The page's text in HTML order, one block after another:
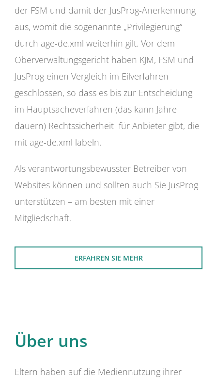
der FSM und damit der JusProg-Anerkennung
aus, womit die sogenannte „Privilegierung“
durch age-de.xml weiterhin gilt. Vor dem
Oberverwaltungsgericht haben KJM, FSM und
JusProg einen Vergleich im Eilverfahren
geschlossen, so dass es bis zur Entscheidung
im Hauptsacheverfahren (das kann Jahre
dauern) Rechtssicherheit für Anbieter gibt, die
mit age-de.xml labeln.
Als verantwortungsbewusster Betreiber von
Websites können und sollten auch Sie JusProg
unterstützen – am besten mit einer
Mitgliedschaft.
ERFAHREN SIE MEHR
Über uns
Eltern haben auf die Mediennutzung ihrer